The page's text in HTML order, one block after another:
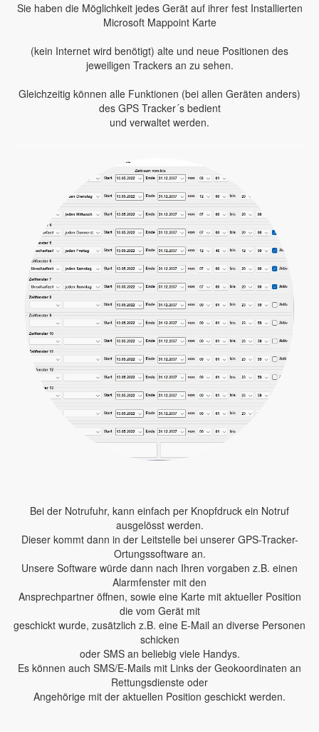
Sie haben die Möglichkeit jedes Gerät auf ihrer fest Installierten
Microsoft Mappoint Karte
(kein Internet wird benötigt) alte und neue Positionen des
jeweiligen Trackers an zu sehen.
Gleichzeitig können alle Funktionen (bei allen Geräten anders)
des GPS Tracker´s bedient
und verwaltet werden.
Bei der Notrufuhr, kann einfach per Knopfdruck ein Notruf
ausgelösst werden.
Dieser kommt dann in der Leitstelle bei unserer GPS-Tracker-
Ortungssoftware an.
Unsere Software würde dann nach Ihren vorgaben z.B. einen
Alarmfenster mit den
Ansprechpartner öffnen, sowie eine Karte mit aktueller Position
die vom Gerät mit
geschickt wurde, zusätzlich z.B. eine E-Mail an diverse Personen
schicken
oder SMS an beliebig viele Handys.
Es können auch SMS/E-Mails mit Links der Geokoordinaten an
Rettungsdienste oder
Angehörige mit der aktuellen Position geschickt werden.